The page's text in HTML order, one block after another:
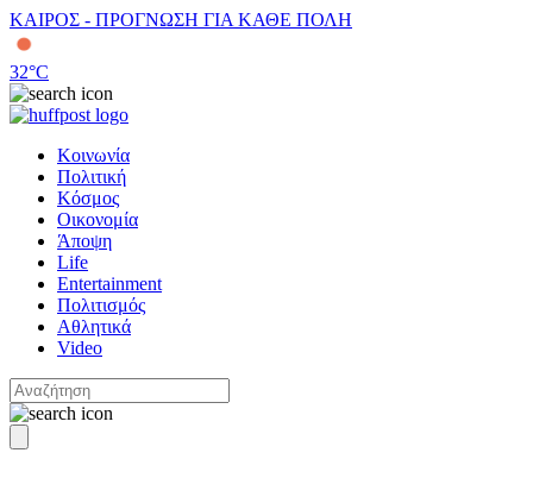
ΚΑΙΡΟΣ - ΠΡΟΓΝΩΣΗ ΓΙΑ ΚΑΘΕ ΠΟΛΗ
32°C
Κοινωνία
Πολιτική
Κόσμος
Οικονομία
Άποψη
Life
Entertainment
Πολιτισμός
Αθλητικά
Video